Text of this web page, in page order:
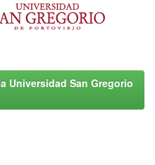
Universidad San Gregorio